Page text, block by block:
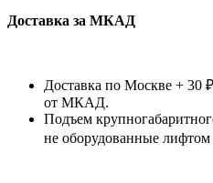
Доставка за МКАД
Доставка по Москве + 30
от МКАД.
Подъем
не оборудованные